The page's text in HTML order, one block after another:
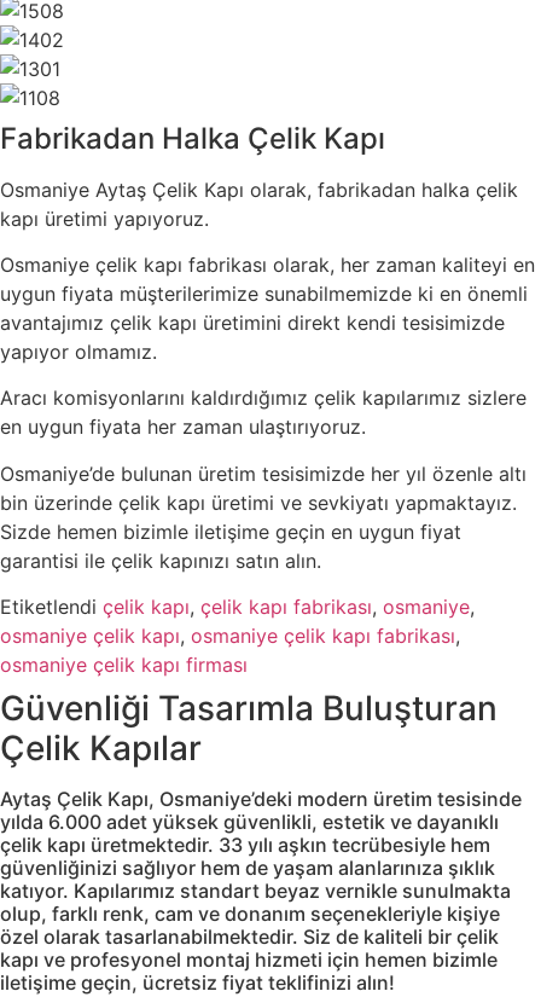
Fabrikadan Halka Çelik Kapı
Osmaniye Aytaş Çelik Kapı olarak, fabrikadan halka çelik
kapı üretimi yapıyoruz.
Osmaniye çelik kapı fabrikası olarak, her zaman kaliteyi en
uygun fiyata müşterilerimize sunabilmemizde ki en önemli
avantajımız çelik kapı üretimini direkt kendi tesisimizde
yapıyor olmamız.
Aracı komisyonlarını kaldırdığımız çelik kapılarımız sizlere
en uygun fiyata her zaman ulaştırıyoruz.
Osmaniye’de bulunan üretim tesisimizde her yıl özenle altı
bin üzerinde çelik kapı üretimi ve sevkiyatı yapmaktayız.
Sizde hemen bizimle iletişime geçin en uygun fiyat
garantisi ile çelik kapınızı satın alın.
Etiketlendi çelik kapı, çelik kapı fabrikası, osmaniye,
osmaniye çelik kapı, osmaniye çelik kapı fabrikası,
osmaniye çelik kapı firması
Güvenliği Tasarımla Buluşturan
Çelik Kapılar
Aytaş Çelik Kapı, Osmaniye’deki modern üretim tesisinde
yılda 6.000 adet yüksek güvenlikli, estetik ve dayanıklı
çelik kapı üretmektedir. 33 yılı aşkın tecrübesiyle hem
güvenliğinizi sağlıyor hem de yaşam alanlarınıza şıklık
katıyor. Kapılarımız standart beyaz vernikle sunulmakta
olup, farklı renk, cam ve donanım seçenekleriyle kişiye
özel olarak tasarlanabilmektedir. Siz de kaliteli bir çelik
kapı ve profesyonel montaj hizmeti için hemen bizimle
iletişime geçin, ücretsiz fiyat teklifinizi alın!